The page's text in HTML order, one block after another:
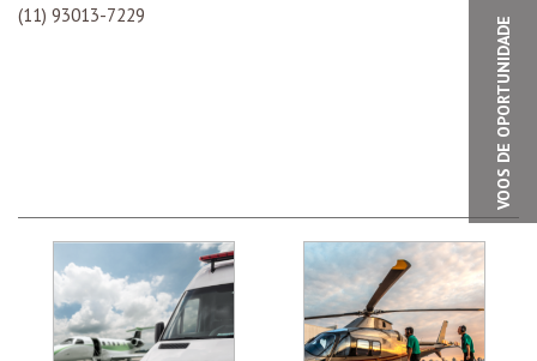
(11) 93013-7229
VOOS DE OPORTUNIDADE